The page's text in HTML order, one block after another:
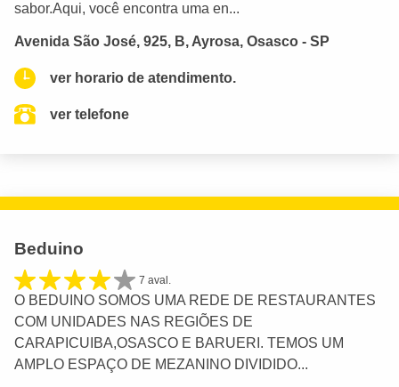
sabor.Aqui, você encontra uma en...
Avenida São José, 925, B, Ayrosa, Osasco - SP
ver horario de atendimento.
ver telefone
Beduino
7 aval.
O BEDUINO SOMOS UMA REDE DE RESTAURANTES
COM UNIDADES NAS REGIÕES DE
CARAPICUIBA,OSASCO E BARUERI. TEMOS UM
AMPLO ESPAÇO DE MEZANINO DIVIDIDO...